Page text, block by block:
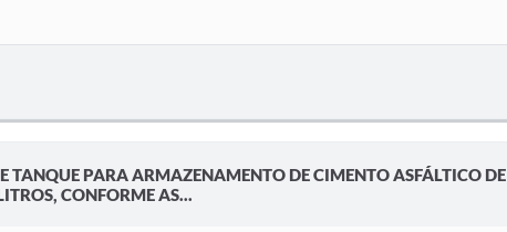
TANQUE PARA ARMAZENAMENTO DE CIMENTO ASFÁLTICO DE
CONFORME AS...